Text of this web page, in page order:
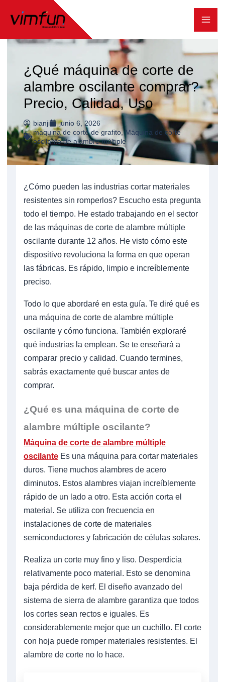
contenido
¿Qué máquina de corte de
alambre oscilante comprar?
Precio, Calidad, Uso
bianji
junio 6, 2026
máquina de corte de grafito,Máquina de corte
oscilante de alambre múltiple
¿Cómo pueden las industrias cortar materiales
resistentes sin romperlos? Escucho esta pregunta
todo el tiempo. He estado trabajando en el sector
de las máquinas de corte de alambre múltiple
oscilante durante 12 años. He visto cómo este
dispositivo revoluciona la forma en que operan
las fábricas. Es rápido, limpio e increíblemente
preciso.
Todo lo que abordaré en esta guía. Te diré qué es
una máquina de corte de alambre múltiple
oscilante y cómo funciona. También exploraré
qué industrias la emplean. Se te enseñará a
comparar precio y calidad. Cuando termines,
sabrás exactamente qué buscar antes de
comprar.
¿Qué es una máquina de corte de
alambre múltiple oscilante?
Máquina de corte de alambre múltiple
oscilante Es una máquina para cortar materiales
duros. Tiene muchos alambres de acero
diminutos. Estos alambres viajan increíblemente
rápido de un lado a otro. Esta acción corta el
material. Se utiliza con frecuencia en
instalaciones de corte de materiales
semiconductores y fabricación de células solares.
Realiza un corte muy fino y liso. Desperdicia
relativamente poco material. Esto se denomina
baja pérdida de kerf. El diseño avanzado del
sistema de sierra de alambre garantiza que todos
los cortes sean rectos e iguales. Es
considerablemente mejor que un cuchillo. El corte
con hoja puede romper materiales resistentes. El
alambre de corte no lo hace.